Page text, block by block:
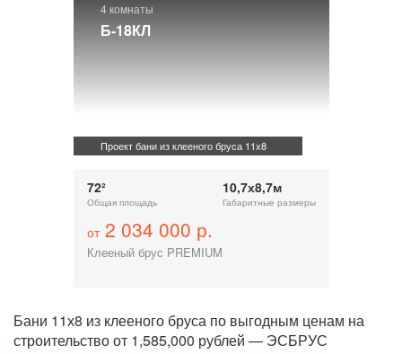
4 комнаты
Б-18КЛ
Проект бани из клееного бруса 11х8
72²
Общая площадь
10,7х8,7м
Габаритные размеры
от2 034 000 р.
Клееный брус PREMIUM
Бани 11х8 из клееного бруса по выгодным ценам на
строительство от 1,585,000 рублей — ЭСБРУС